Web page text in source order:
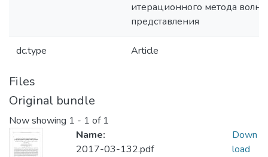
итерационного метода
представления
dc.type Article
Files
Original bundle
Now showing 1 - 1 of 1
Name:
2017-03-132.pdf
Down
load